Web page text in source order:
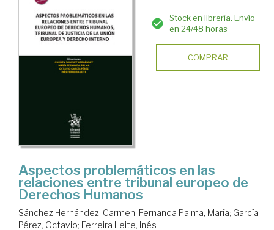
Stock en librería. Envío
en 24/48 horas
COMPRAR
Aspectos problemáticos en las
relaciones entre tribunal europeo de
Derechos Humanos
Sánchez Hernández, Carmen; Fernanda Palma, María; García
Pérez, Octavio; Ferreira Leite, Inés